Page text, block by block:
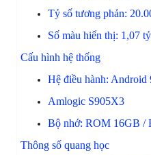
Tỷ số tương phản:
Số màu hiển thị: 1,07
Cấu hình hệ thống
Hệ điều hành: Android
Amlogic S905X3
Bộ nhớ: ROM 16GB /
Thông số quang học